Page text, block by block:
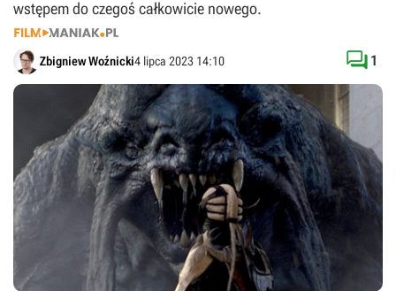
wstępem do czegoś całkowicie nowego.
Zbigniew Woźnicki4 lipca 2023 14:10  1